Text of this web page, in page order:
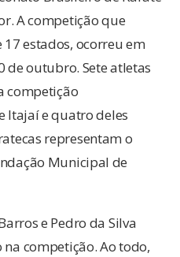
A competição que
estados, ocorreu em
de outubro. Sete atletas
competição
Itajaí e quatro deles
representam o
Municipal de
e Pedro da Silva
competição. Ao todo,